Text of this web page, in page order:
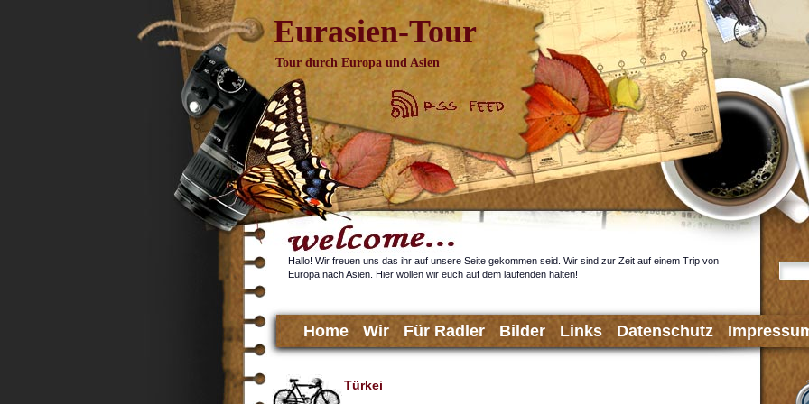
Eurasien-Tour
Tour durch Europa und Asien
Home Wir Für Radler Bilder Links Datenschutz
Hallo! Wir freuen uns das ihr auf unsere Seite gekommen seid. Wir sind zur Zeit auf einem Trip von
Europa nach Asien. Hier wollen wir euch auf dem laufenden halten!
Türkei